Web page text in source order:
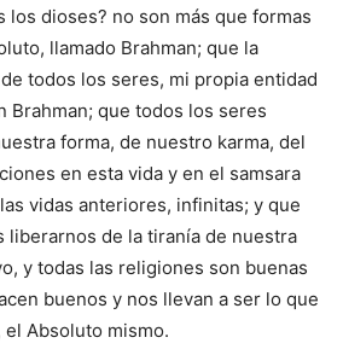
los dioses? no son más que formas
llamado Brahman; que la
todos los seres, mi propia entidad
Brahman; que todos los seres
forma, de nuestro karma, del
en esta vida y en el samsara
vidas anteriores, infinitas; y que
liberarnos de la tiranía de nuestra
y todas las religiones son buenas
buenos y nos llevan a ser lo que
Absoluto mismo.